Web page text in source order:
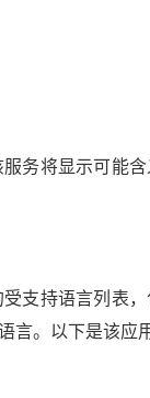
务将显示可能
支持语言列表
言。以下是该应